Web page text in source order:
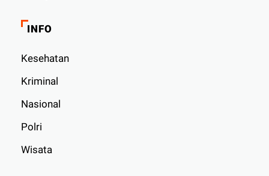
INFO
Kesehatan
Kriminal
Nasional
Polri
Wisata